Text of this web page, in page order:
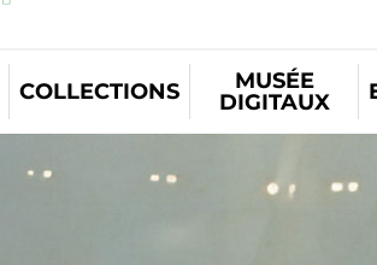
COLLECTIONS
MUSÉE
DIGITAUX